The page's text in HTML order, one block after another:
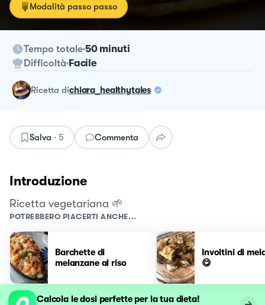
Modalità passo passo
Tempo totale 50 minuti
Difficoltà Facile
ricetta dichiara_healthytales
Salva · 5 Commenta
Introduzione
Ricetta vegetariana 🌱
POTREBBERO PIACERTI ANCHE...
Barchette di
melanzane al riso
Involtini di
😋
Calcola le dosi perfette per la tua dieta!